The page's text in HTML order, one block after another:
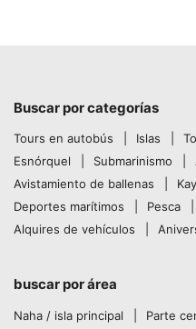
Buscar por categorías
Tours en autobús Islas
Esnórquel
Submarinismo
Avistamiento de ballenas
Deportes marítimos
Pesca
Alquires de vehículos
buscar por área
Naha / isla principal
Parte